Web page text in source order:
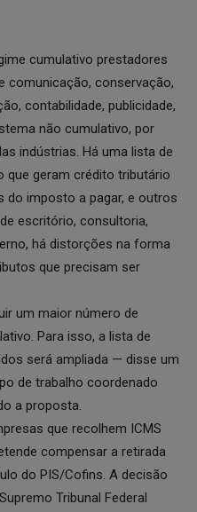
cumulativo prestadores
comunicação, conservação,
contabilidade, publicidade,
não cumulativo, por
indústrias. Há uma lista de
que geram crédito tributário
do imposto a pagar, e outros
escritório, consultoria,
há distorções na forma
que precisam ser
um maior número de
Para isso, a lista de
será ampliada — disse um
de trabalho coordenado
a proposta.
que recolhem ICMS
compensar a retirada
do PIS/Cofins. A decisão
Tribunal Federal